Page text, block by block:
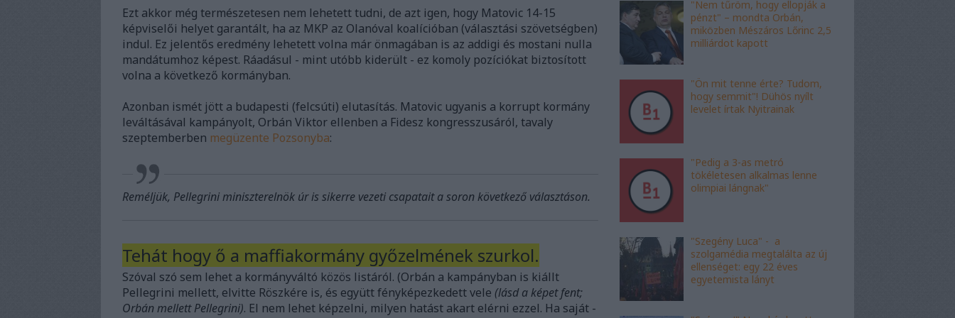
Ezt akkor még természetesen nem lehetett tudni, de azt igen, hogy Matovic 14-15
képviselői helyet garantált, ha az MKP az Olanóval koalícióban (választási szövetségben)
indul. Ez jelentős eredmény lehetett volna már önmagában is az addigi és mostani nulla
mandátumhoz képest. Ráadásul - mint utóbb kiderült - ez komoly pozíciókat biztosított
volna a következő kormányban.
Azonban ismét jött a budapesti (felcsúti) elutasítás. Matovic ugyanis a korrupt kormány
leváltásával kampányolt, Orbán Viktor ellenben a Fidesz kongresszusáról, tavaly
szeptemberben megüzente Pozsonyba:
Reméljük, Pellegrini miniszterelnök úr is sikerre vezeti csapatait a soron következő választáson.
Tehát hogy ő a maffiakormány győzelmének szurkol.
Szóval szó sem lehet a kormányváltó közös listáról. (Orbán a kampányban is kiállt
Pellegrini mellett, elvitte Röszkére is, és együtt fényképezkedett vele (lásd a képet fent;
Orbán mellett Pellegrini). El nem lehet képzelni, milyen hatást akart elérni ezzel. Ha saját -
"Nem tűröm, hogy ellopják a
pénzt" – mondta Orbán,
miközben Mészáros Lőrinc 2,5
milliárdot kapott
"Ön mit tenne érte? Tudom,
hogy semmit"! Dühös nyílt
levelet írtak Nyitrainak
"Pedig a 3-as metró
tökéletesen alkalmas lenne
olimpiai lángnak"
"Szegény Luca" - a
szolgamédia megtalálta az új
ellenséget: egy 22 éves
egyetemista lányt